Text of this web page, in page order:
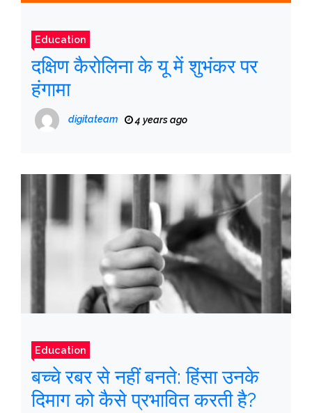
Education
दक्षिण कैरोलिना के यू में शुभंकर पर
हंगामा
digitateam 4 years ago
Education
बच्चे रबर से नहीं बनते: हिंसा उनके
दिमाग को कैसे प्रभावित करती है?